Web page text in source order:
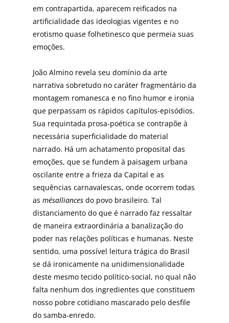
em contrapartida, aparecem reificados na
artificialidade das ideologias vigentes e no
erotismo quase folhetinesco que permeia suas
emoções.
João Almino revela seu domínio da arte
narrativa sobretudo no caráter fragmentário da
montagem romanesca e no fino humor e ironia
que perpassam os rápidos capítulos-episódios.
Sua requintada prosa-poética se contrapõe à
necessária superficialidade do material
narrado. Há um achatamento proposital das
emoções, que se fundem à paisagem urbana
oscilante entre a frieza da Capital e as
sequências carnavalescas, onde ocorrem todas
as mésalliances do povo brasileiro. Tal
distanciamento do que é narrado faz ressaltar
de maneira extraordinária a banalização do
poder nas relações políticas e humanas. Neste
sentido, uma possível leitura trágica do Brasil
se dá ironicamente na unidimensionalidade
deste mesmo tecido político-social, no qual não
falta nenhum dos ingredientes que constituem
nosso pobre cotidiano mascarado pelo desfile
do samba-enredo.